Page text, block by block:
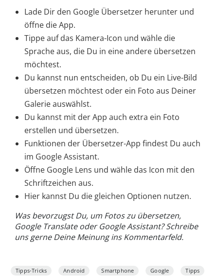
Lade Dir den Google Übersetzer herunter und
öffne die App.
Tippe auf das Kamera-Icon und wähle die
Sprache aus, die Du in eine andere übersetzen
möchtest.
Du kannst nun entscheiden, ob Du ein Live-Bild
übersetzen möchtest oder ein Foto aus Deiner
Galerie auswählst.
Du kannst mit der App auch extra ein Foto
erstellen und übersetzen.
Funktionen der Übersetzer-App findest Du auch
im Google Assistant.
Öffne Google Lens und wähle das Icon mit den
Schriftzeichen aus.
Hier kannst Du die gleichen Optionen nutzen.
Was bevorzugst Du, um Fotos zu übersetzen,
Google Translate oder Google Assistant? Schreibe
uns gerne Deine Meinung ins Kommentarfeld.
Tipps-Tricks Android Smartphone Google Tipps